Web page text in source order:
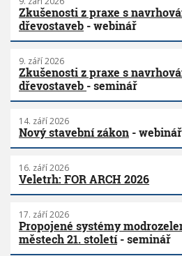
Zkušenosti z praxe s
dřevostaveb - webinář
9. září 2026
Zkušenosti z praxe s
dřevostaveb - seminář
14. září 2026
Nový stavební zákon - webinář
16. září 2026
Veletrh: FOR ARCH 2026
17. září 2026
Propojené systémy
městech 21. století- seminář